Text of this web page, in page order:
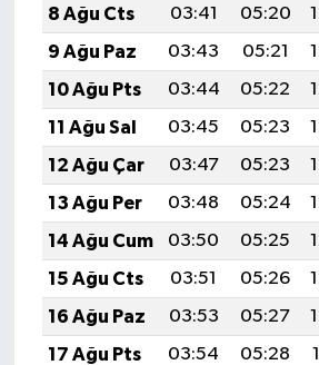
8 Ağu Cts
03:41 05:20
9 Ağu Paz
03:43 05:21
10 Ağu Pts
03:44 05:22
11 Ağu Sal
03:45 05:23
12 Ağu Çar
03:47 05:23
13 Ağu Per
03:48 05:24
14 Ağu Cum
03:50 05:25
15 Ağu Cts
03:51 05:26
16 Ağu Paz
03:53 05:27
17 Ağu Pts
03:54 05:28